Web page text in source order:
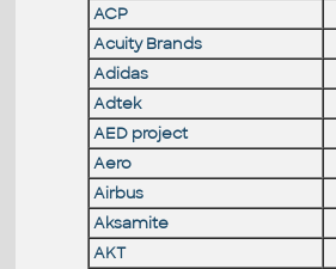
ACP
Acuity Brands
Adidas
Adtek
AED project
Aero
Airbus
Aksamite
AKT